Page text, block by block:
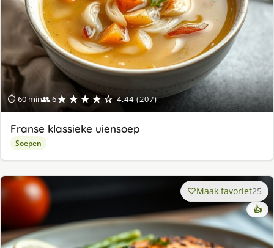
⏱ 60 min👥 6★★★★☆ 4.44 (207)
Franse klassieke uiensoep
Soepen
Maak favoriet25
👍